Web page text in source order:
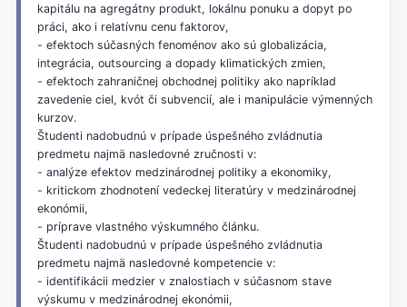
kapitálu na agregátny produkt, lokálnu ponuku a dopyt po
práci, ako i relatívnu cenu faktorov,
- efektoch súčasných fenoménov ako sú globalizácia,
integrácia, outsourcing a dopady klimatických zmien,
- efektoch zahraničnej obchodnej politiky ako napríklad
zavedenie ciel, kvót či subvencií, ale i manipulácie výmenných
kurzov.
Študenti nadobudnú v prípade úspešného zvládnutia
predmetu najmä nasledovné zručnosti v:
- analýze efektov medzinárodnej politiky a ekonomiky,
- kritickom zhodnotení vedeckej literatúry v medzinárodnej
ekonómii,
- príprave vlastného výskumného článku.
Študenti nadobudnú v prípade úspešného zvládnutia
predmetu najmä nasledovné kompetencie v:
- identifikácii medzier v znalostiach v súčasnom stave
výskumu v medzinárodnej ekonómii,